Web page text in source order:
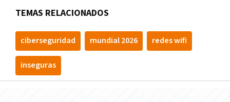
TEMAS RELACIONADOS
ciberseguridad mundial 2026 redes wifi
inseguras